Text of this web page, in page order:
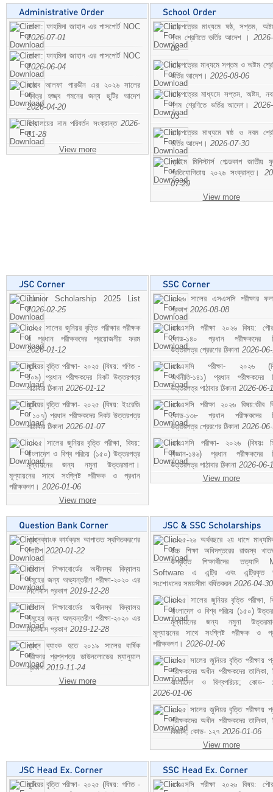
মোসা: ফাহমিদা জাহান এর পাসপোর্ট NOC
2026-07-01
মোসা: ফাহমিদা জাহান এর পাসপোর্ট NOC
2026-06-04
জনাব আলফা পারভীন এর ২০২৬ সালের
পবিত্র হজ্জ্ব গমনের জন্য ছুটির আদেশ
2026-04-20
বিদ্যালয়ের নাম পরিবর্তন সংক্রান্ত 2026-
01-28
View more
ছাড়পত্রের মাধ্যমে ষষ্ঠ, সপ্তম,
নবম শ্রেণিতে ভর্তির আদেশ ।
06
ছাড়পত্রের মাধ্যমে সপ্তম ও অষ্টম
ভর্তির আদেশ। 2026-08-06
ছাড়পত্রের মাধ্যমে সপ্তম, অষ্টম,
দশম শ্রেণিতে ভর্তির আদেশ।
03
ছাড়পত্রের মাধ্যমে ষষ্ঠ ও নবম
ভর্তির আদেশ। 2026-07-30
প্রাইম মিনিস্টার্স গোল্ডকাপ জাতীয়
প্রতিযোগিতায় ২০২৬ সংক্রান্ত।
07-29
View more
Junior Scholarship 2025 List
2026-02-25
২০২৫ সালের জুনিয়র বৃত্তি পরীক্ষার পরীক্ষক
ও প্রধান পরীক্ষকদের প্রয়োজনীয় ফরম
2026-01-12
জুনিয়র বৃত্তি পরীক্ষা- ২০২৫ (বিষয়: গণিত -
১০৯) প্রধান পরীক্ষকদের নিকট উত্তরপত্র
পাঠাবার ঠিকানা 2026-01-12
জুনিয়র বৃত্তি পরীক্ষা- ২০২৫ (বিষয়: ইংরেজি
- ১০৭) প্রধান পরীক্ষকদের নিকট উত্তরপত্র
পাঠাবার ঠিকানা 2026-01-07
২০২৫ সালের জুনিয়র বৃত্তি পরীক্ষা, বিষয়:
বাংলাদেশ ও বিশ্ব পরিচয় (১৫০) উত্তরপত্র
মূল্যায়নের জন্য নমুনা উত্তরমালা।
মূল্যায়নের সাথে সংশ্লিষ্ট পরীক্ষক ও প্রধান
পরীক্ষকগণ। 2026-01-06
View more
২০২৬ সালের এসএসসি পরীক্ষার
প্রকাশ 2026-08-08
এসএসসি পরীক্ষা ২০২৬ বিষয়:
কোড-১৪০ প্রধান পরীক্ষকদের
উত্তরপত্র প্রেরণের ঠিকানা 2026-
এসএসসি পরীক্ষা- ২০২৬
অর্থনীতি-১৪১) প্রধান পরীক্ষকদের
উত্তরপত্র পাঠাবার ঠিকানা 2026-06-
এসএসসি পরীক্ষা ২০২৬ বিষয়:জীব
কোড-১৩৮ প্রধান পরীক্ষকদের
উত্তরপত্র প্রেরণের ঠিকানা 2026-
এসএসসি পরীক্ষা- ২০২৬ (বিষয়ঃ
বিজ্ঞান-১৪৬) প্রধান পরীক্ষকদের
উত্তরপত্র পাঠাবার ঠিকানা 2026-06-
View more
প্রশ্নব্যাংক কার্যক্রম আপাতত স্থগিতকরণের
নোটিশ 2020-01-22
বরিশাল শিক্ষাবোর্ডের অধীনস্থ বিদ্যালয়
সমূহের জন্য অভ্যন্তরীণ পরীক্ষা-২০২০ এর
সিলেবাস প্রকাশ 2019-12-28
বরিশাল শিক্ষাবোর্ডের অধীনস্থ বিদ্যালয়
সমূহের জন্য অভ্যন্তরীণ পরীক্ষা-২০২০ এর
সিলেবাস প্রকাশ 2019-12-28
প্রশ্ন ব্যাংক হতে ২০১৯ সালের বার্ষিক
পরীক্ষার প্রশ্নপত্র ডাউনলোডের ম্যানুয়াল
প্রকাশ 2019-11-24
View more
২০২৫-২৬ অর্থবছরে ২য় ধাপে
উচ্চ শিক্ষা অধিদপ্তরের রাজস্ব
উপবৃত্তি শিক্ষার্থীদের তত্যাদি
Software এ এন্ট্রি এবং এন্ট্রিকৃত
সংশোধনের সময়সীমা বর্ধিতকরন 2026-04-30
২০২৫ সালের জুনিয়র বৃত্তি পরীক্ষা,
বাংলাদেশ ও বিশ্ব পরিচয় (১৫০)
মূল্যায়নের জন্য নমুনা
মূল্যায়নের সাথে সংশ্লিষ্ট পরীক্ষক ও
পরীক্ষকগণ। 2026-01-06
২০২৫ সালের জুনিয়র বৃত্তি পরীক্ষায়
পরীক্ষকদের অধীন পরীক্ষকদের তালিকা,
বাংলাদেশ ও বিশ্বপরিচয়; কোড-
2026-01-06
২০২৫ সালের জুনিয়র বৃত্তি পরীক্ষায়
পরীক্ষকদের অধীন পরীক্ষকদের তালিকা,
বিজ্ঞান; কোড- ১২৭ 2026-01-06
View more
জুনিয়র বৃত্তি পরীক্ষা- ২০২৫ (বিষয়: গণিত -
এসএসসি পরীক্ষা ২০২৬ বিষয়: